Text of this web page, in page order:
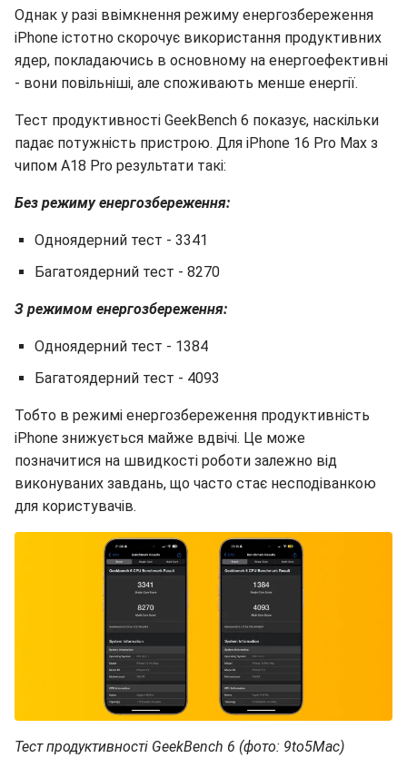
Однак у разі ввімкнення режиму енергозбереження
iPhone істотно скорочує використання продуктивних
ядер, покладаючись в основному на енергоефективні
- вони повільніші, але споживають менше енергії.
Тест продуктивності GeekBench 6 показує, наскільки
падає потужність пристрою. Для iPhone 16 Pro Max з
чипом A18 Pro результати такі:
Без режиму енергозбереження:
Одноядерний тест - 3341
Багатоядерний тест - 8270
З режимом енергозбереження:
Одноядерний тест - 1384
Багатоядерний тест - 4093
Тобто в режимі енергозбереження продуктивність
iPhone знижується майже вдвічі. Це може
позначитися на швидкості роботи залежно від
виконуваних завдань, що часто стає несподіванкою
для користувачів.
Тест продуктивності GeekBench 6 (фото: 9to5Mac)